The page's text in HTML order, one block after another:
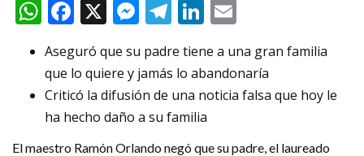
WhatsApp
Facebook
X Messenger
Telegram
LinkedIn
Aseguró que su padre tiene a una gran familia
que lo quiere y jamás lo abandonaría
Criticó la difusión de una noticia falsa que hoy le
ha hecho daño a su familia
El maestro Ramón Orlando negó que su padre, el laureado